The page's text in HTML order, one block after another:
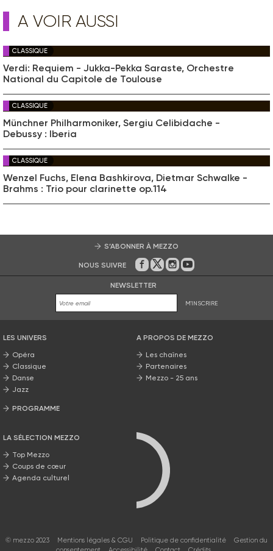
A VOIR AUSSI
CLASSIQUE
Verdi: Requiem - Jukka-Pekka Saraste, Orchestre
National du Capitole de Toulouse
CLASSIQUE
Münchner Philharmoniker, Sergiu Celibidache -
Debussy : Iberia
CLASSIQUE
Wenzel Fuchs, Elena Bashkirova, Dietmar Schwalke -
Brahms : Trio pour clarinette op.114
S’ABONNER À MEZZO
NOUS SUIVRE Sur Facebook
Sur Twitter
Sur Instagram
Sur Youtube
NEWSLETTER
M'INSCRIRE
LES UNIVERS
Opéra
Classique
Danse
Jazz
PROGRAMME
LA SÉLECTION MEZZO
Top Mezzo
Coups de cœur
Agenda culturel
A PROPOS DE MEZZO
Les chaînes
Partenaires
Mezzo - 25 ans
© mezzo 2023 Mentions légales & CGU Politique de confidentialité
Gestion du